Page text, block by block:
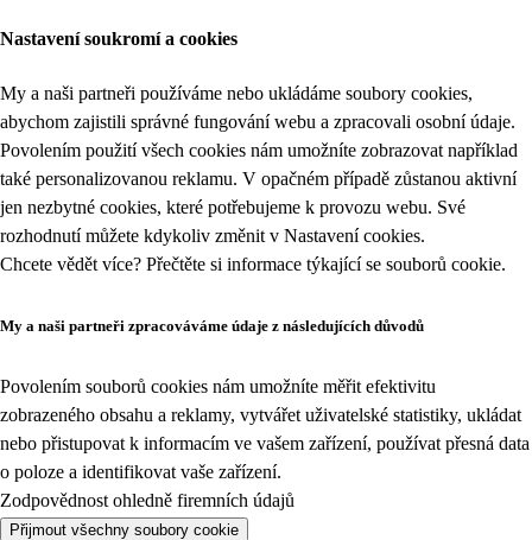
Nastavení soukromí a cookies
My a naši partneři používáme nebo ukládáme soubory cookies,
abychom zajistili správné fungování webu a zpracovali osobní údaje.
Povolením použití všech cookies nám umožníte zobrazovat například
také personalizovanou reklamu. V opačném případě zůstanou aktivní
jen nezbytné cookies, které potřebujeme k provozu webu. Své
rozhodnutí můžete kdykoliv změnit v Nastavení cookies.
Chcete vědět více? Přečtěte si informace týkající se souborů cookie.
My a naši partneři zpracováváme údaje z následujících důvodů
Povolením souborů cookies nám umožníte měřit efektivitu
zobrazeného obsahu a reklamy, vytvářet uživatelské statistiky, ukládat
nebo přistupovat k informacím ve vašem zařízení, používat přesná data
o poloze a identifikovat vaše zařízení.
Zodpovědnost ohledně firemních údajů
Přijmout všechny soubory cookie